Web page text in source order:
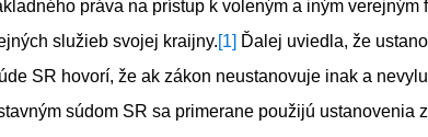
práva na prístup k voleným a iným verejným
služieb svojej kraijny.[1] Ďalej uviedla, že
SR hovorí, že ak zákon neustanovuje inak a
súdom SR sa primerane použijú ustanovenia